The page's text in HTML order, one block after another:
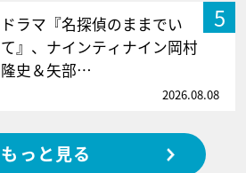
5
ドラマ『名探偵のままでい
て』、ナインティナイン岡村
隆史＆矢部…
2026.08.08
もっと見る